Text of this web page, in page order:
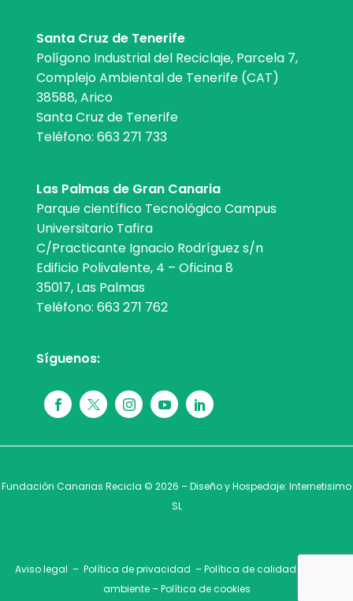
Santa Cruz de Tenerife
Polígono Industrial del Reciclaje, Parcela 7,
Complejo Ambiental de Tenerife (CAT)
38588, Arico
Santa Cruz de Tenerife
Teléfono: 663 271 733
Las Palmas de Gran Canaria
Parque científico Tecnológico Campus
Universitario Tafira
C/Practicante Ignacio Rodríguez s/n
Edificio Polivalente, 4 – Oficina 8
35017, Las Palmas
Teléfono: 663 271 762
Síguenos:
Fundación Canarias Recicla © 2026 – Diseño y Hospedaje: Internetisimo
SL
Aviso legal – Política de privacidad –Política de calidad y medio
ambiente–Política de cookies